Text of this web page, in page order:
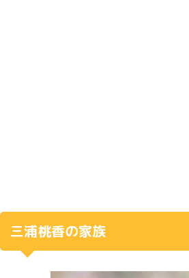
三浦桃香の家族